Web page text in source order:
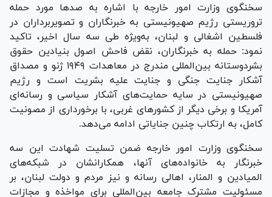
سخنگوی وزارت امور خارجه با اشاره به صد‌ها مورد حمله
تروریستی رژیم صهیونیستی به خبرنگاران و تصویربرداران در
فلسطین اشغالی و لبنان، به‌ویژه طی سه سال اخیر، تاکید
نمود: حمله به خبرنگاران، نقض فاحش اصول بنیادین حقوق
بشردوستانه بین‌المللی مندرج در معاهدات ۱۹۴۹ ژنو و مصداق
آشکار جنایت جنگی و جنایت علیه بشریت است و رژیم
صهیونیستی در سایه حمایت‌های آشکار سیاسی و رسانه‌ای
آمریکا و برخی دیگر از کشور‌های غربی، با برخورداری از مصونیت
کامل، به ارتکاب چنین جنایاتی ادامه می‌دهد.
سخنگوی وزارت امور خارجه ضمن تسلیت شهادت این سه
خبرنگار به خانواده‌های آنها، همکارانشان در شبکه‌های
المیادین و المنار، اهالی رسانه و نیز مردم و دولت لبنان، بر
مسئولیت مشترک جامعه بین‌المللی برای مواخذه و مجازات